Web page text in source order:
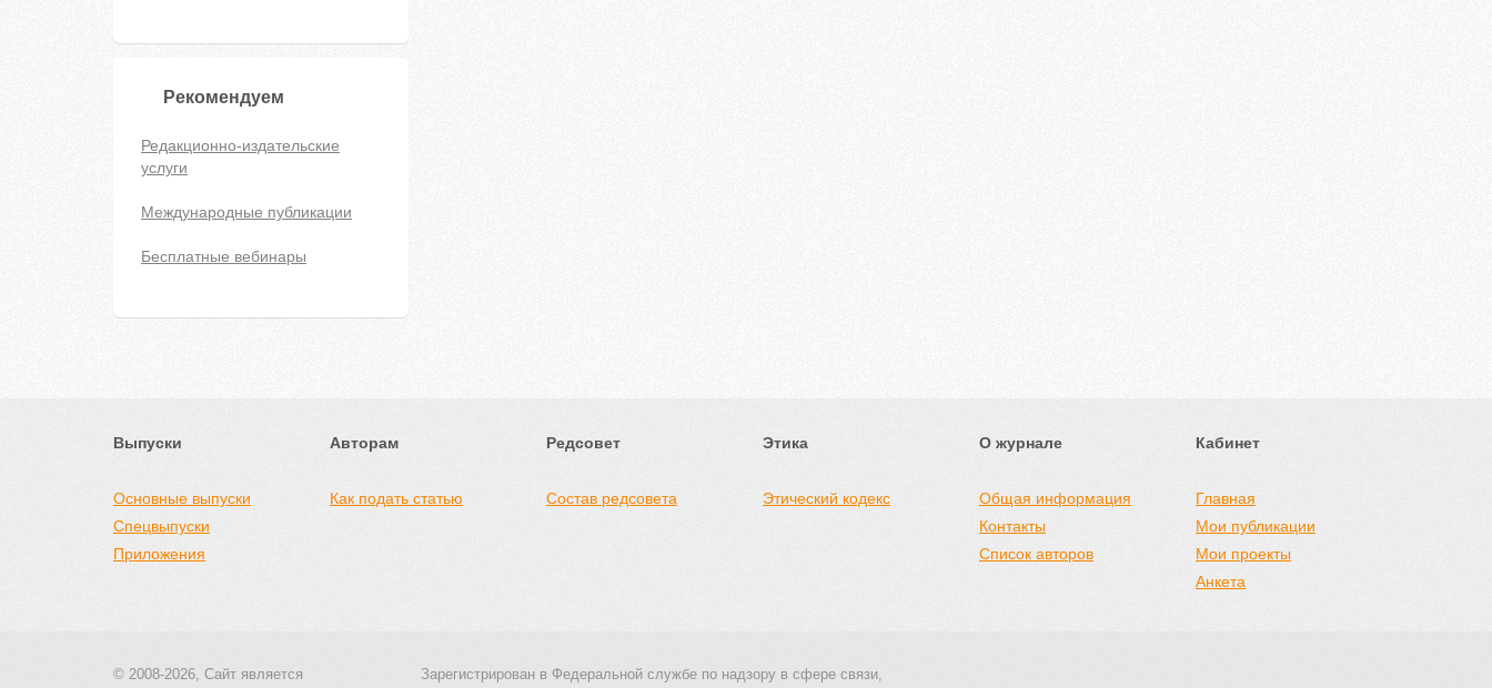
Рекомендуем
Редакционно-издательские
услуги
Международные публикации
Бесплатные вебинары
Выпуски
Основные выпуски
Спецвыпуски
Приложения
Авторам
Как подать статью
Редсовет
Состав редсовета
Этика
Этический кодекс
О журнале
Общая информация
Контакты
Список авторов
Кабинет
Главная
Мои публикации
Мои проекты
Анкета
© 2008-2026, Сайт является
Зарегистрирован в Федеральной службе по надзору в сфере связи,